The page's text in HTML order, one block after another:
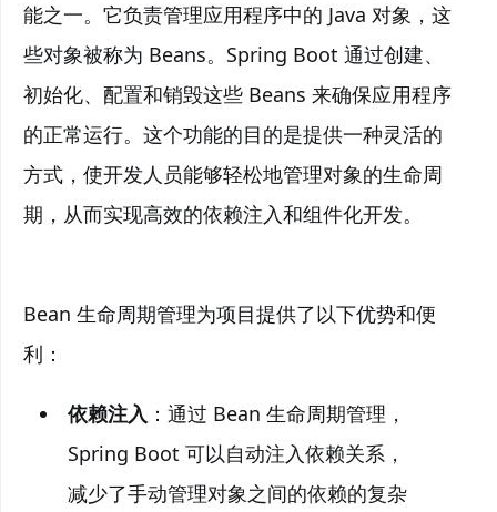
能之一。它负责管理应用程序中的 Java 对象，这
些对象被称为 Beans。Spring Boot 通过创建、
初始化、配置和销毁这些 Beans 来确保应用程序
的正常运行。这个功能的目的是提供一种灵活的
方式，使开发人员能够轻松地管理对象的生命周
期，从而实现高效的依赖注入和组件化开发。
Bean 生命周期管理为项目提供了以下优势和便
利：
依赖注入 ：通过 Bean 生命周期管理，
Spring Boot 可以自动注入依赖关系，
减少了手动管理对象之间的依赖的复杂